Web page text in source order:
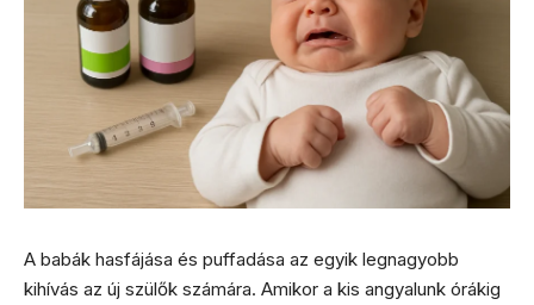
A babák hasfájása és puffadása az egyik legnagyobb
kihívás az új szülők számára. Amikor a kis angyalunk órákig